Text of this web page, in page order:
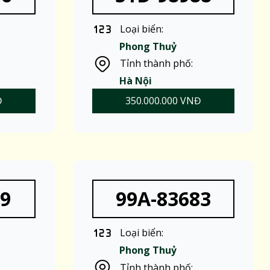
Loại biển:
Phong Thuỷ
Tỉnh thành phố:
Hà Nội
350.000.000 VNĐ
99A-83683
Loại biển:
Phong Thuỷ